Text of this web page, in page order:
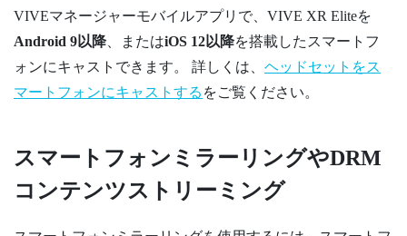
VIVEマネージャーモバイルアプリで、 VIVE XR Eliteを
Android 9以降 、またはiOS 12以降を搭載したスマートフ
ォンにキャストできます。 詳しくは、 ヘッドセットをス
マートフォンにキャストする をご覧ください。
スマートフォンミラーリングやDRM
コンテンツストリーミング